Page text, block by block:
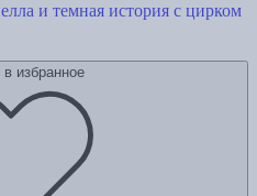
и темная история с цирком
избранное